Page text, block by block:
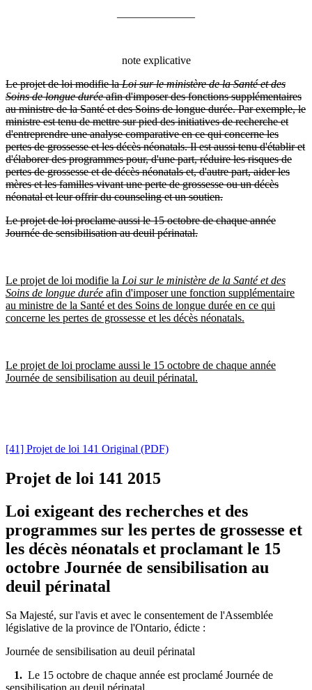
note explicative
Le projet de loi modifie laLoi sur le ministère de la Santé et des
Soins de longue duréeafin d'imposer des fonctions supplémentaires
au ministre de la Santé et des Soins de longue durée. Par exemple, le
ministre est tenu de mettre sur pied des initiatives de recherche et
d'entreprendre une analyse comparative en ce qui concerne les
pertes de grossesse et les décès néonatals. Il est aussi tenu d'établir et
d'élaborer des programmes pour, d'une part, réduire les risques de
pertes de grossesse et de décès néonatals et, d'autre part, aider les
mères et les familles vivant une perte de grossesse ou un décès
néonatal et leur offrir du counseling et un soutien.
Le projet de loi proclame aussi le 15 octobre de chaque année
Journée de sensibilisation au deuil périnatal.
Le projet de loi modifie la Loi sur le ministère de la Santé et des
Soins de longue durée afin d'imposer une fonction supplémentaire
au ministre de la Santé et des Soins de longue durée en ce qui
concerne les pertes de grossesse et les décès néonatals.
Le projet de loi proclame aussi le 15 octobre de chaque année
Journée de sensibilisation au deuil périnatal.
[41] Projet de loi 141 Original (PDF)
Projet de loi 141 2015
Loi exigeant des recherches et des
programmes sur les pertes de grossesse et
les décès néonatals et proclamant le 15
octobre Journée de sensibilisation au
deuil périnatal
Sa Majesté, sur l'avis et avec le consentement de l'Assemblée
législative de la province de l'Ontario, édicte :
Journée de sensibilisation au deuil périnatal
1. Le 15 octobre de chaque année est proclamé Journée de